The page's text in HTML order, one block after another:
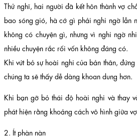
Thử nghĩ, hai người đã kết hôn thành vợ
bao sóng gió, hà cớ gì phải nghi ngờ lẫn
không có chuyện gì, nhưng vì nghi ngờ
nhiều chuyện rắc rối vốn không đáng có.
Khi vứt bỏ sự hoài nghi của bản thân,
chúng ta sẽ thấy dễ dàng khoan dung hơn.
Khi bạn gỡ bỏ thái độ hoài nghi và thay
phát hiện rằng khoảng cách vô hình giữa
2. Ít phàn nàn